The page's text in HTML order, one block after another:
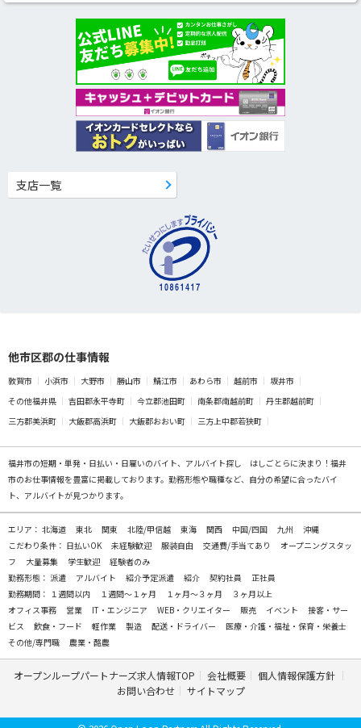
支店一覧
他市区郡の仕事情報
敦賀市 小浜市 大野市 勝山市 鯖江市 あわら市 越前市
坂井市
その他福井県
吉田郡永平寺町 今立郡池田町 南条郡南越前町
丹生郡越前町
三方郡美浜町
大飯郡高浜町 大飯郡おおい町 三方上中郡若狭町
福井市の短期・単発・日払い・日雇いのバイト、アルバイト探し
はしごとらに決まり！福井
市のお仕事情報を豊富に掲載しております。勤務形態や職種など、自分の希望に合ったバイ
ト、アルバイトが見つかります。
エリア： 北海道 東北 関東 北陸/甲信越 東海 関西 中国/四国 九州
沖縄
こだわり条件： 日払いOK 未経験歓迎 服装自由 交通費/手当てあり
オープニングスタッ
フ
大量募集 学生歓迎
経験者のみ
勤務形態： 派遣 アルバイト 紹介予定派遣 紹介 契約社員
正社員
勤務期間： １週間以内 １週間～１ヶ月 １ヶ月～３ヶ月
３ヶ月以上
オフィス事務
営業 IT・エンジニア WEB・クリエイター 販売 イベント
接客・サー
ビス
飲食・フード 軽作業 製造 配送・ドライバー
医療・介護・福祉・保育・栄養士
その他/専門職
農業・酪農
オープンループパートナーズ求人情報TOP 会社概要
個人情報保護方針
お問い合わせ
サイトマップ